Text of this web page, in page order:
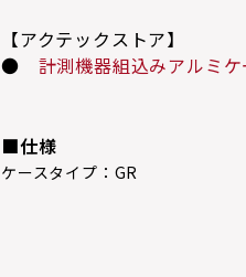
【アクテックストア】
● 計測機器組込みアルミケ
■仕様
ケースタイプ： GR